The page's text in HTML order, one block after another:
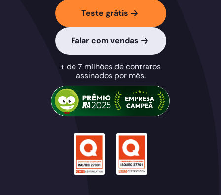
Teste grátis
Falar com vendas
+ de 7 milhões de contratos
assinados por mês.